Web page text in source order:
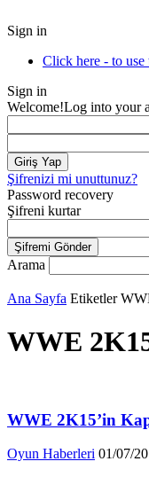
Sign in
Click here - to
Sign in
Welcome!Log into your
Şifrenizi mi unuttunuz?
Password recovery
Şifreni kurtar
Arama
Ana Sayfa Etiketler
WWE
WWE 2K15’in
Oyun Haberleri 01/07/